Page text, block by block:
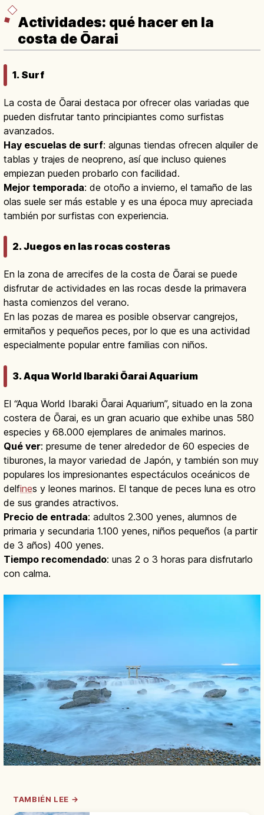
Actividades: qué hacer en la
costa de Ōarai
1. Surf
La costa de Ōarai destaca por ofrecer olas variadas que
pueden disfrutar tanto principiantes como surfistas
avanzados.
Hay escuelas de surf: algunas tiendas ofrecen alquiler de
tablas y trajes de neopreno, así que incluso quienes
empiezan pueden probarlo con facilidad.
Mejor temporada: de otoño a invierno, el tamaño de las
olas suele ser más estable y es una época muy apreciada
también por surfistas con experiencia.
2. Juegos en las rocas costeras
En la zona de arrecifes de la costa de Ōarai se puede
disfrutar de actividades en las rocas desde la primavera
hasta comienzos del verano.
En las pozas de marea es posible observar cangrejos,
ermitaños y pequeños peces, por lo que es una actividad
especialmente popular entre familias con niños.
3. Aqua World Ibaraki Ōarai Aquarium
El “Aqua World Ibaraki Ōarai Aquarium”, situado en la zona
costera de Ōarai, es un gran acuario que exhibe unas 580
especies y 68.000 ejemplares de animales marinos.
Qué ver: presume de tener alrededor de 60 especies de
tiburones, la mayor variedad de Japón, y también son muy
populares los impresionantes espectáculos oceánicos de
delfines y leones marinos. El tanque de peces luna es otro
de sus grandes atractivos.
Precio de entrada: adultos 2.300 yenes, alumnos de
primaria y secundaria 1.100 yenes, niños pequeños (a partir
de 3 años) 400 yenes.
Tiempo recomendado: unas 2 o 3 horas para disfrutarlo
con calma.
TAMBIÉN LEE →